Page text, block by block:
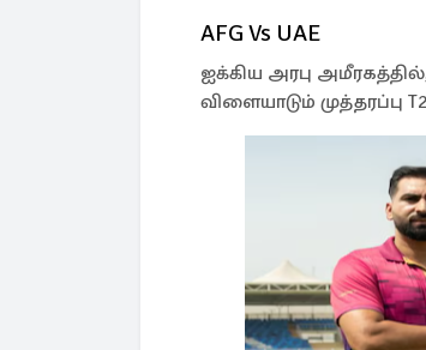
AFG Vs UAE
ஐக்கிய அரபு
விளையாடும் முத்தரப்பு